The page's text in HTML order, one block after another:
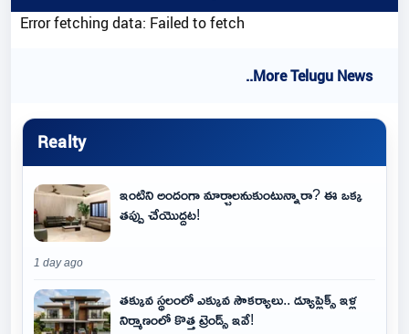
Error fetching data: Failed to fetch
..More Telugu News
Realty
ఇంటిని అందంగా మార్చాలనుకుంటున్నారా? ఈ ఒక్క
తప్పు చేయొద్దట!
1 day ago
తక్కువ స్థలంలో ఎక్కువ సౌకర్యాలు.. డ్యూప్లెక్స్ ఇళ్ల
నిర్మాణంలో కొత్త ట్రెండ్స్ ఇవే!